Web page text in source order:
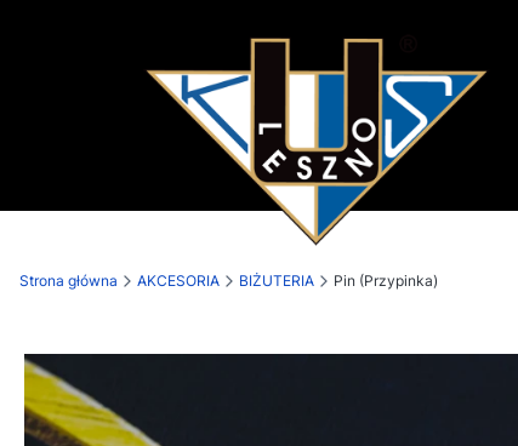
Strona główna AKCESORIA BIŻUTERIA Pin (Przypinka)